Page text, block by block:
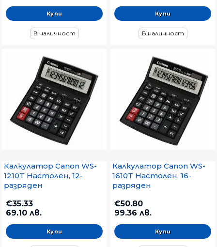
В наличност В наличност
Калкулатор Canon WS-
1210T Настолен, 12-
разряден
€35.33
69.10 лв.
Калкулатор Canon WS-
1610T Настолен, 16-
разряден
€50.80
99.36 лв.